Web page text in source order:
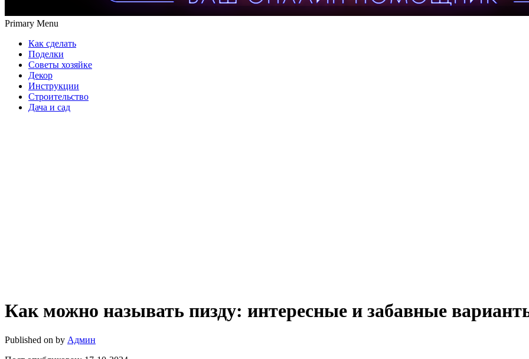
Primary Menu
Как сделать
Поделки
Советы хозяйке
Декор
Инструкции
Строительство
Дача и сад
Как можно называть пизду: интересные и забавные
Published on by Админ